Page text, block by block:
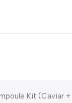
Kit (Caviar